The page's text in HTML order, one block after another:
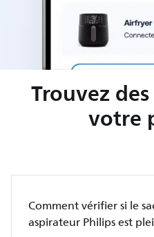
Trouvez
votre
Comment vérifier si le
aspirateur Philips est